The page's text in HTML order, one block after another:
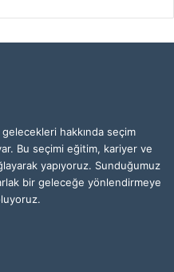
hakkında seçim
Bu seçimi eğitim, kariyer ve
yapıyoruz. Sunduğumuz
bir geleceğe yönlendirmeye